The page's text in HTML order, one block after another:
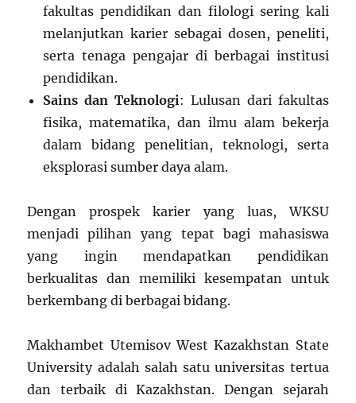
fakultas pendidikan dan filologi sering kali
melanjutkan karier sebagai dosen, peneliti,
serta tenaga pengajar di berbagai institusi
pendidikan.
Sains dan Teknologi: Lulusan dari fakultas
fisika, matematika, dan ilmu alam bekerja
dalam bidang penelitian, teknologi, serta
eksplorasi sumber daya alam.
Dengan prospek karier yang luas, WKSU
menjadi pilihan yang tepat bagi mahasiswa
yang ingin mendapatkan pendidikan
berkualitas dan memiliki kesempatan untuk
berkembang di berbagai bidang.
Makhambet Utemisov West Kazakhstan State
University adalah salah satu universitas tertua
dan terbaik di Kazakhstan. Dengan sejarah